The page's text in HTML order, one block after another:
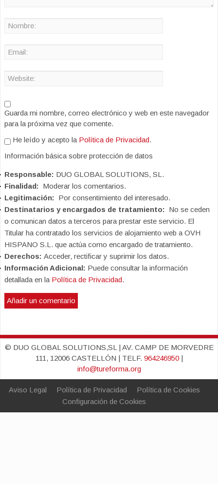
Guarda mi nombre, correo electrónico y web en este navegador
para la próxima vez que comente.
He leído y acepto la Política de Privacidad.
Información básica sobre protección de datos
Responsable: DUO GLOBAL SOLUTIONS, SL.
Finalidad: Moderar los comentarios.
Legitimación: Por consentimiento del interesado.
Destinatarios y encargados de tratamiento: No se ceden
o comunican datos a terceros para prestar este servicio. El
Titular ha contratado los servicios de alojamiento web a OVH
HISPANO S.L. que actúa como encargado de tratamiento.
Derechos: Acceder, rectificar y suprimir los datos.
Información Adicional: Puede consultar la información
detallada en la Política de Privacidad.
© DUO GLOBAL SOLUTIONS,SL | AV. CAMP DE MORVEDRE
111, 12006 CASTELLÓN | TELF. 964246950|
info@tureforma.org
Aviso Legal Política de Privacidad
Política de Cookies
Configuración de Cookies